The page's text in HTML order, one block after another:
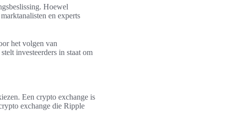
Hoewel
en experts
het volgen van
investeerders in staat om
Een crypto exchange is
exchange die Ripple